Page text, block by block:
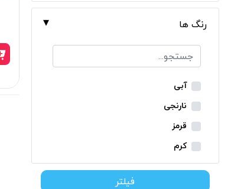
جارو شارژی
میخکوب شارژی
فرز شارژی
کاپشن شارژی
ان ای سی - NEC
ایران ترانس - Iran Trans
بوش - Bosch
توسن - Tosan
جنیوس - Genius
دیوالت - Dewalt
رونیکس - Ronix
ماکیتا - Makita
متابو - Metabo
رنگ ها
آبی
نارنجی
قرمز
کرم
سبز
فیلتر